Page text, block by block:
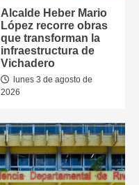
Alcalde Heber Mario
López recorre obras
que transforman la
infraestructura de
Vichadero
lunes 3 de agosto de
2026